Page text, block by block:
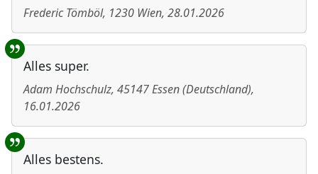
Frederic Tömböl, 1230 Wien, 28.01.2026
Alles super.
Adam Hochschulz, 45147Essen(Deutschland),
16.01.2026
Alles bestens.